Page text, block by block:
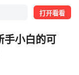
打开看看
手小白的可